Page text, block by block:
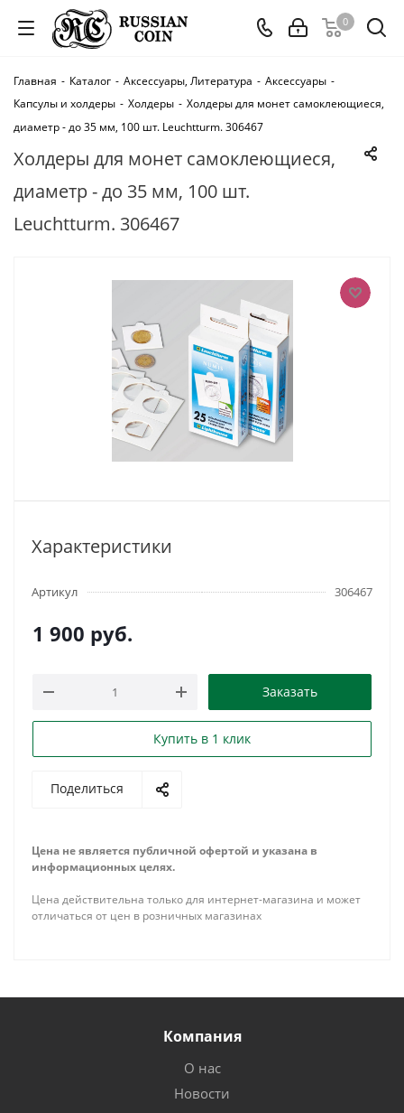
0
Главная - Каталог - Аксессуары, Литература - Аксессуары -
Капсулы и холдеры - Холдеры - Холдеры для монет самоклеющиеся,
диаметр - до 35 мм, 100 шт. Leuchtturm. 306467
Холдеры для монет самоклеющиеся,
диаметр - до 35 мм, 100 шт.
Leuchtturm. 306467
Характеристики
Артикул 306467
1 900 руб.
Заказать
Купить в 1 клик
Поделиться
Цена не является публичной офертой и указана в
информационных целях.
Цена действительна только для интернет-магазина и может
отличаться от цен в розничных магазинах
Компания
О нас
Новости